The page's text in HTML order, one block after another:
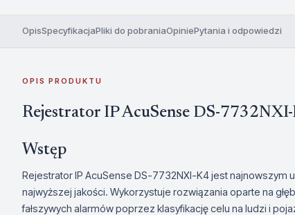
OpisSpecyfikacjaPliki do pobraniaOpiniePytania i odpowiedzi
OPIS PRODUKTU
Rejestrator IP AcuSense DS-
Wstęp
Rejestrator IP AcuSense DS-7732NXI-K4 jest
najwyższej jakości. Wykorzystuje rozwiązania oparte na
fałszywych alarmów poprzez klasyfikację celu na ludzi i